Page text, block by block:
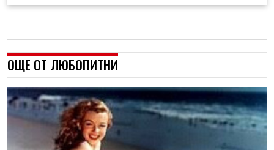
ОЩЕ ОТ ЛЮБОПИТНИ